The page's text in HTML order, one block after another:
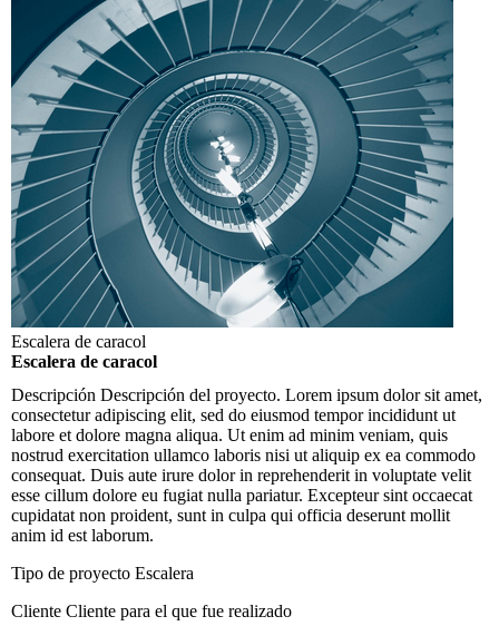
Escalera de caracol
Escalera de caracol
Descripción Descripción del proyecto. Lorem ipsum dolor sit amet,
consectetur adipiscing elit, sed do eiusmod tempor incididunt ut
labore et dolore magna aliqua. Ut enim ad minim veniam, quis
nostrud exercitation ullamco laboris nisi ut aliquip ex ea commodo
consequat. Duis aute irure dolor in reprehenderit in voluptate velit
esse cillum dolore eu fugiat nulla pariatur. Excepteur sint occaecat
cupidatat non proident, sunt in culpa qui officia deserunt mollit
anim id est laborum.
Tipo de proyecto Escalera
Cliente Cliente para el que fue realizado